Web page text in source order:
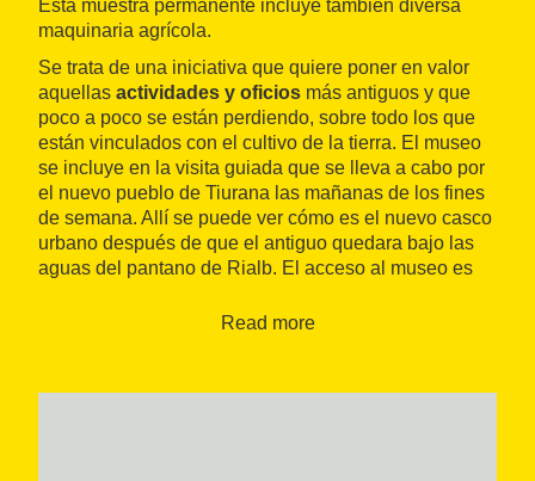
Esta muestra permanente incluye también diversa
maquinaria agrícola.
Se trata de una iniciativa que quiere poner en valor
aquellas actividades y oficios más antiguos y que
poco a poco se están perdiendo, sobre todo los que
están vinculados con el cultivo de la tierra. El museo
se incluye en la visita guiada que se lleva a cabo por
el nuevo pueblo de Tiurana las mañanas de los fines
de semana. Allí se puede ver cómo es el nuevo casco
urbano después de que el antiguo quedara bajo las
aguas del pantano de Rialb. El acceso al museo es
Read more